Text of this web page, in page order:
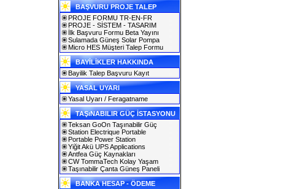
BAŞVURU PROJE TALEP
PROJE FORMU TR-EN-FR
PROJE - SİSTEM - TASARIM
İlk Başvuru Formu Beta Yayını
Sulamada Güneş Solar Pompa
Micro HES Müşteri Talep Formu
BAYİLİKLER HAKKINDA
Bayilik Talep Başvuru Kayıt
YASAL UYARI
Yasal Uyarı / Feragatname
TAŞıNABILIR GÜÇ İSTASYONU
Teksan GoOn Taşınabilir Güç
Station Electrique Portable
Portable Power Station
Yiğit Akü UPS Applications
Antfea Güç Kaynakları
CW TommaTech Kolay Yaşam
Taşınabilir Çanta Güneş Paneli
BANKA HESAP - ÖDEME